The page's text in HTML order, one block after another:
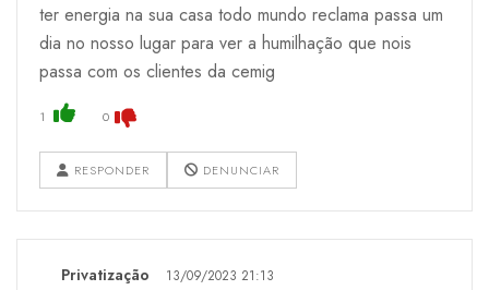
ter energia na sua casa todo mundo reclama passa um
dia no nosso lugar para ver a humilhação que nois
passa com os clientes da cemig
1 0
RESPONDER DENUNCIAR
Privatização 13/09/2023 21:13